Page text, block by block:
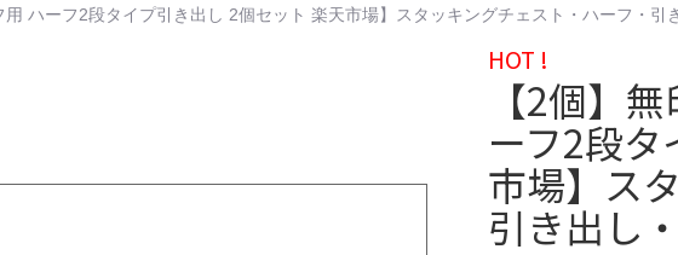
用 ハーフ2段タイプ引き出し 2個セット 楽天市場】スタッキングチェスト・ハーフ・引
HOT !
【2個】
ーフ2段
市場】ス
引き出し